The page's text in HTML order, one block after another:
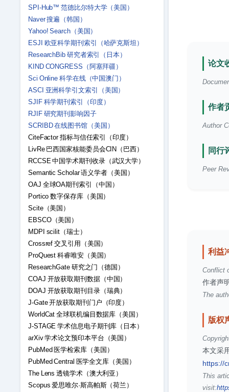
SPI-Hub™ 范德比尔特大学（美国）
Naver 搜遍（韩国）
Yahoo! Search（美国）
ESJI 欧亚科学期刊索引（哈萨克斯坦）
ResearchBib 研究者索引（日本）
KIND CONGRESS（阿塞拜疆）
Sci Online 科学在线（中国澳门）
ASCI 亚洲科学引文索引（美国）
SJIF 科学期刊索引（印度）
RJIF 研究期刊影响因子
SCRIBD 在线图书馆（美国）
CiteFactor 指标与信任索引（印度）
LivRe 巴西国家核能委员会CIN（巴西）
RCCSE 中国学术期刊收录（武汉大学）
Semantic Scholar 语义学者（美国）
OAJ 全球OA期刊索引（中国）
Portico 数字保存库（美国）
Scite（美国）
EBSCO（美国）
MDPI scilit（瑞士）
Crossref 交叉引用（美国）
ProQuest 科睿唯安（美国）
ResearchGate 研究之门（德国）
COAJ 开放获取期刊数据（中国）
DOAJ 开放获取期刊目录（瑞典）
J-Gate 开放获取期刊门户（印度）
WorldCat 全球联机编目数据库（美国）
J-STAGE 学术信息电子期刊库（日本）
arXiv 学术论文预印本平台（美国）
PubMed 医学检索库（美国）
PubMed Central 医学全文库（美国）
The Lens 透镜学术（澳大利亚）
Scopus 爱思唯尔·斯高帕斯（荷兰）
论文
作者
Author
同行
Peer
利益
Conflict
作者声
The
版权
本文采
https://
This
visit: